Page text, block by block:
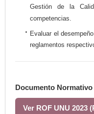
Gestión de la
competencias.
Evaluar el
reglamentos
Documento Normativo
Ver ROF UNU 2023